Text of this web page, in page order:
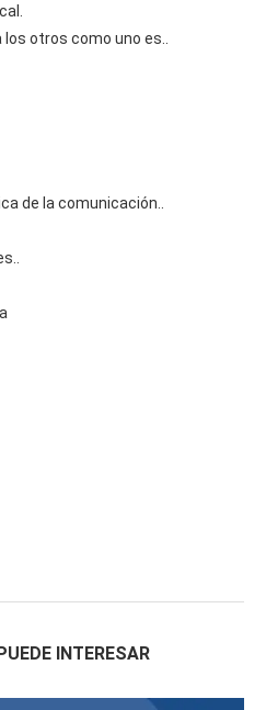
otros como uno es..
de la comunicación..
INTERESAR